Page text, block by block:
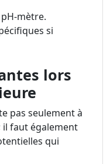
mètre.
si
lors
pas seulement à
faut également
qui